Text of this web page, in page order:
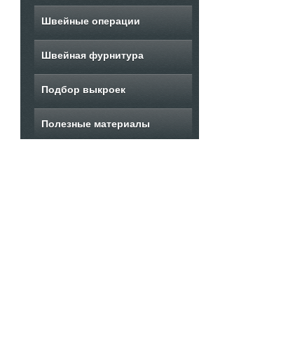
Швейные операции
Швейная фурнитура
Подбор выкроек
Полезные материалы